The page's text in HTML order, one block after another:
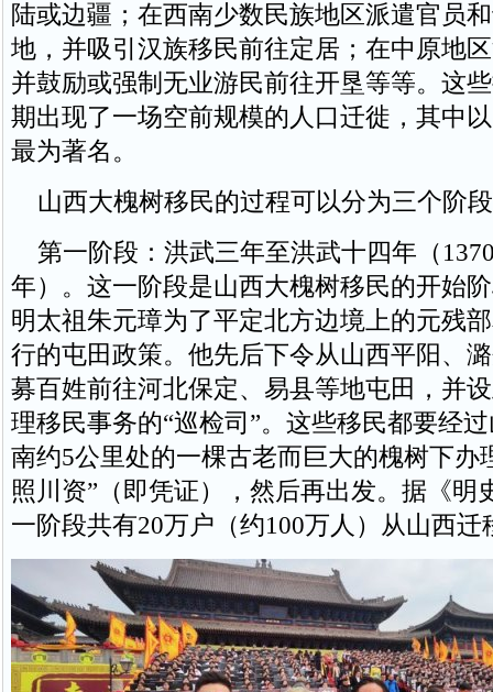
陆或边疆；在西南少数民族地区派遣官员
地，并吸引汉族移民前往定居；在中原地
并鼓励或强制无业游民前往开垦等等。这
期出现了一场空前规模的人口迁徙，其中
最为著名。
山西大槐树移民的过程可以分为三个阶
第一阶段：洪武三年至洪武十四年（
年）。这一阶段是山西大槐树移民的开始
明太祖朱元璋为了平定北方边境上的元残
行的屯田政策。他先后下令从山西平阳、
募百姓前往河北保定、易县等地屯田，并
理移民事务的“巡检司”。这些移民都要经
南约5公里处的一棵古老而巨大的槐树下办
照川资”（即凭证），然后再出发。据《明
一阶段共有20万户（约100万人）从山西迁